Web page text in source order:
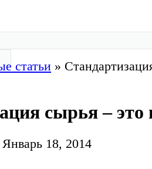
статьи »
сырья – это
18, 2014